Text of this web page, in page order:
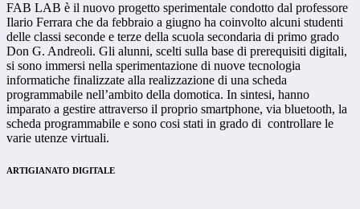
FAB LAB è il nuovo progetto sperimentale condotto dal professore
Ilario Ferrara che da febbraio a giugno ha coinvolto alcuni studenti
delle classi seconde e terze della scuola secondaria di primo grado
Don G. Andreoli. Gli alunni, scelti sulla base di prerequisiti digitali,
si sono immersi nella sperimentazione di nuove tecnologia
informatiche finalizzate alla realizzazione di una scheda
programmabile nell’ambito della domotica. In sintesi, hanno
imparato a gestire attraverso il proprio smartphone, via bluetooth, la
scheda programmabile e sono cosi stati in grado di controllare le
varie utenze virtuali.
ARTIGIANATO DIGITALE